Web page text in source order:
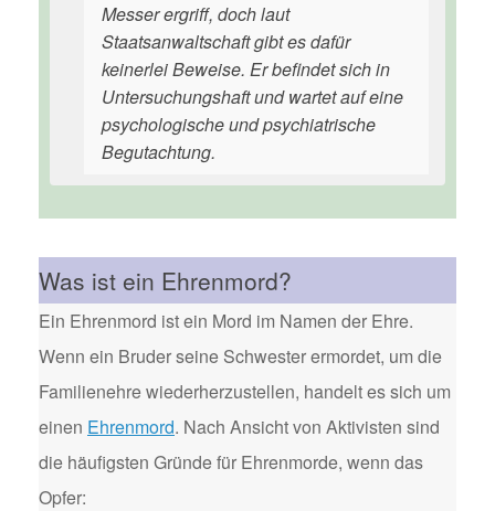
Messer ergriff, doch laut
Staatsanwaltschaft gibt es dafür
keinerlei Beweise. Er befindet sich in
Untersuchungshaft und wartet auf eine
psychologische und psychiatrische
Begutachtung.
Was ist ein Ehrenmord?
Ein Ehrenmord ist ein Mord im Namen der Ehre.
Wenn ein Bruder seine Schwester ermordet, um die
Familienehre wiederherzustellen, handelt es sich um
einen Ehrenmord. Nach Ansicht von Aktivisten sind
die häufigsten Gründe für Ehrenmorde, wenn das
Opfer: